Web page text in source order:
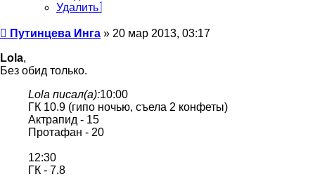
Удалить
Сообщение
Путинцева Инга » 20 мар 2013, 03:17
Lola,
Без обид только.
Lola писал(а):10:00
ГК 10.9 (гипо ночью, съела 2 конфеты)
Актрапид - 15
Протафан - 20
12:30
ГК - 7.8